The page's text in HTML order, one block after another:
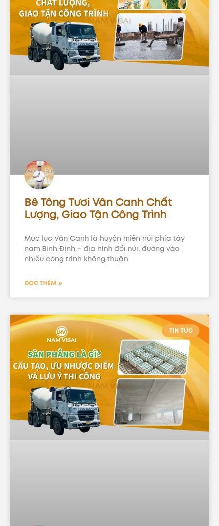
Bê Tông Tươi Vân Canh Chất
Lượng, Giao Tận Công Trình
Mục lục Vân Canh là huyện miền núi phía tây
nam Bình Định – địa hình đồi núi, đường vào
nhiều công trình không thuận
ĐỌC THÊM »
TIN TỨC